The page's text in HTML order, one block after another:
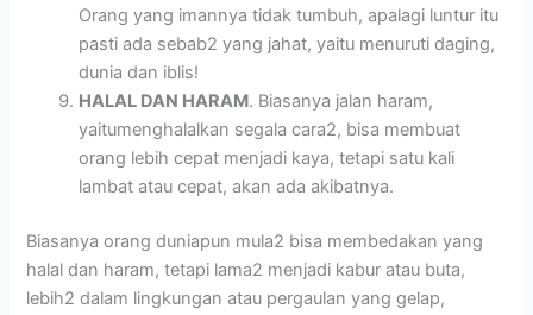
Orang yang imannya tidak tumbuh, apalagi luntur itu
pasti ada sebab2 yang jahat, yaitu menuruti daging,
dunia dan iblis!
HALAL DAN HARAM. Biasanya jalan haram,
yaitumenghalalkan segala cara2, bisa membuat
orang lebih cepat menjadi kaya, tetapi satu kali
lambat atau cepat, akan ada akibatnya.
Biasanya orang duniapun mula2 bisa membedakan yang
halal dan haram, tetapi lama2 menjadi kabur atau buta,
lebih2 dalam lingkungan atau pergaulan yang gelap,